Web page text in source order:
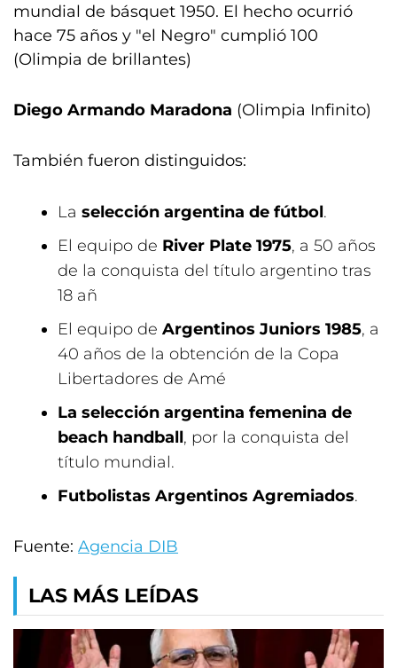
mundial de básquet 1950. El hecho ocurrió
hace 75 años y "el Negro" cumplió 100
(Olimpia de brillantes)
Diego Armando Maradona (Olimpia Infinito)
También fueron distinguidos:
La selección argentina de fútbol.
El equipo de River Plate 1975, a 50 años
de la conquista del título argentino tras
18 añ
El equipo de Argentinos Juniors 1985, a
40 años de la obtención de la Copa
Libertadores de Amé
La selección argentina femenina de
beach handball, por la conquista del
título mundial.
Futbolistas Argentinos Agremiados.
Fuente: Agencia DIB
LAS MÁS LEÍDAS